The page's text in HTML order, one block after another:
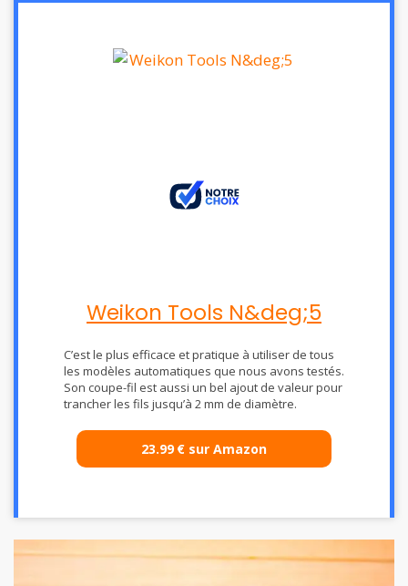
Weikon Tools N&deg;5
C’est le plus efficace et pratique à utiliser de tous
les modèles automatiques que nous avons testés.
Son coupe-fil est aussi un bel ajout de valeur pour
trancher les fils jusqu’à 2 mm de diamètre.
23.99€ sur Amazon